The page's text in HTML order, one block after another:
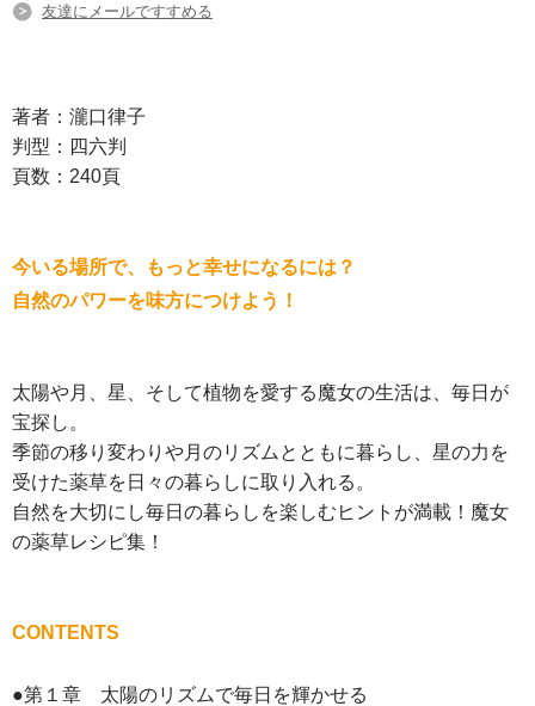
友達にメールですすめる
著者：瀧口律子
判型：四六判
頁数：240頁
今いる場所で、もっと幸せになるには？
自然のパワーを味方につけよう！
太陽や月、星、そして植物を愛する魔女の生活は、毎日が
宝探し。
季節の移り変わりや月のリズムとともに暮らし、星の力を
受けた薬草を日々の暮らしに取り入れる。
自然を大切にし毎日の暮らしを楽しむヒントが満載！魔女
の薬草レシピ集！
CONTENTS
●第１章 太陽のリズムで毎日を輝かせる